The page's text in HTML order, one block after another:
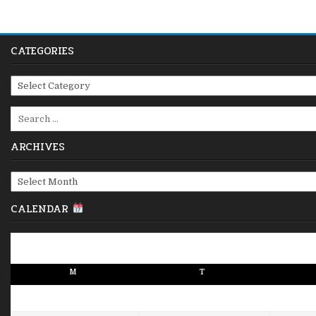
CATEGORIES
Categories
ARCHIVES
Archives
CALENDAR
M T